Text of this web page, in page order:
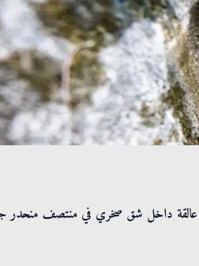
داخل شق صخري في منتصف منحدر